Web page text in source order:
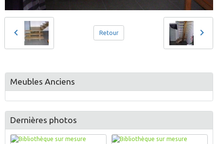
Retour
Meubles Anciens
Dernières photos